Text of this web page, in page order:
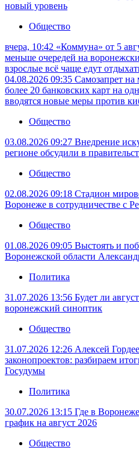
новый уровень
Общество
вчера, 10:42 «Коммуна» от 5
меньше очередей на
взрослые всё чаще едут
04.08.2026 09:35 Самозапрет
более 20 банковских карт на
вводятся новые меры против
Общество
03.08.2026 09:27 Внедрение
регионе обсудили в
Общество
02.08.2026 09:18 Стадион
Воронеже в сотрудничестве с
Общество
01.08.2026 09:05 Выстоять и
Воронежской области
Политика
31.07.2026 13:56 Будет ли
воронежский синоптик
Общество
31.07.2026 12:26 Алексей
законопроектов: разбираем
Госудумы
Политика
30.07.2026 13:15 Где в
график на август 2026
Общество